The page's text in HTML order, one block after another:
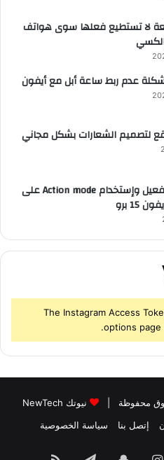
لا تستطيع فعلها سوى هواتف
عدم ربط ساعة أبل مع أيفون
شرح طريقة تفعيل وإستخدام Action mode على
The Instagram Access
options
نيوتك NewTech
إتصل بنا سياسة الخصوصية